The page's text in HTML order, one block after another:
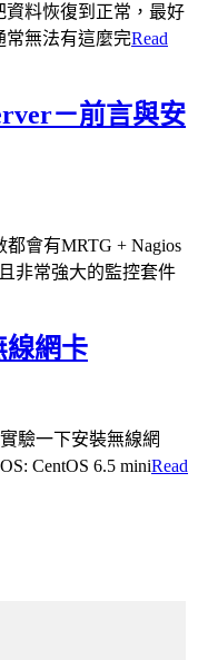
資料恢復到正常，最好
常無法有這麼完Read
－前言與安
會有MRTG + Nagios
非常強大的監控套件
線網卡
驗一下安裝無線網
CentOS 6.5 miniRead